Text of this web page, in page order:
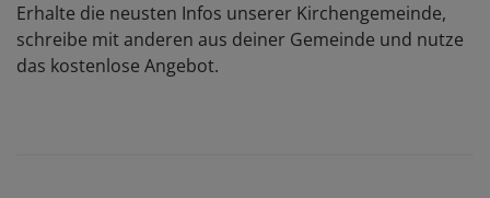
Erhalte die neusten Infos unserer Kirchengemeinde,
schreibe mit anderen aus deiner Gemeinde und nutze
das kostenlose Angebot.